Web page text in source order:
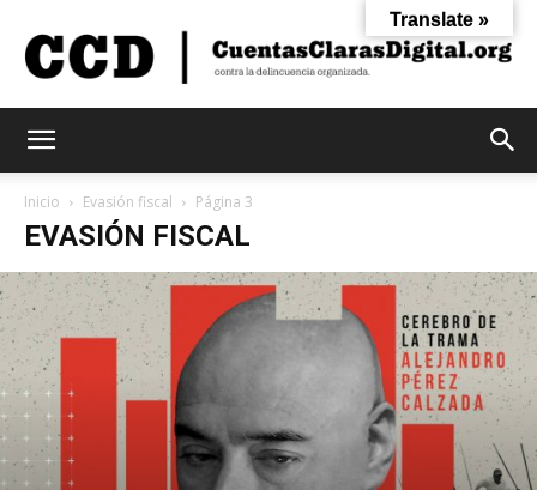
Claras
Inicio Evasión fiscal Página 3
EVASIÓN FISCAL
Translate »